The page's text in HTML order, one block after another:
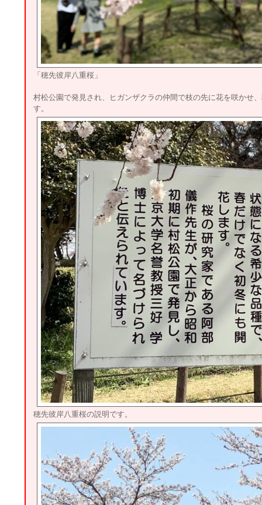
「穂先彼岸八重桜」
村松公園で発見され、ヒガンザクラの仲間で枝の先に花を咲かせ
す。
穂先彼岸八重桜の説明です。